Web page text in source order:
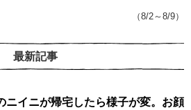
（8/2～8/9）
最新記事
ニイニが帰宅したら様子が変。お顔